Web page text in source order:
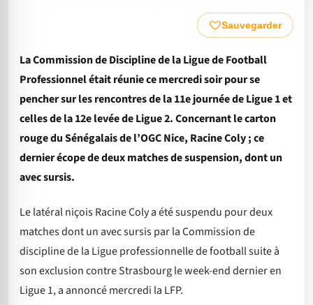
Sauvegarder
La Commission de Discipline de la Ligue de Football
Professionnel était réunie ce mercredi soir pour se
pencher sur les rencontres de la 11e journée de Ligue 1 et
celles de la 12e levée de Ligue 2. Concernant le carton
rouge du Sénégalais de l’OGC Nice, Racine Coly ; ce
dernier écope de deux matches de suspension, dont un
avec sursis.
Le latéral niçois Racine Coly a été suspendu pour deux
matches dont un avec sursis par la Commission de
discipline de la Ligue professionnelle de football suite à
son exclusion contre Strasbourg le week-end dernier en
Ligue 1, a annoncé mercredi la LFP.